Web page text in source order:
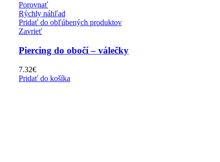
Porovnať
Rýchly náhľad
Pridať do obľúbených produktov
Zavrieť
Piercing do obočí – válečky
7.32€
Pridať do košíka